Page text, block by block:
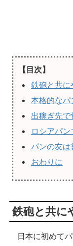
【目次】
鉄砲と共に
本格的なパ
出稼ぎ先で
ロシアパ
パンの友は
おわりに
鉄砲と共に
日本に初めてパ